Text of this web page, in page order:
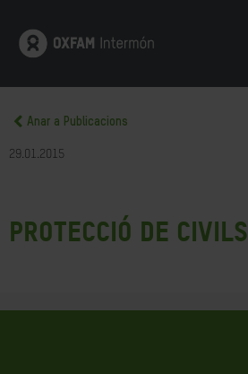
Anar a Publicacions
29.01.2015
Protecció de civils